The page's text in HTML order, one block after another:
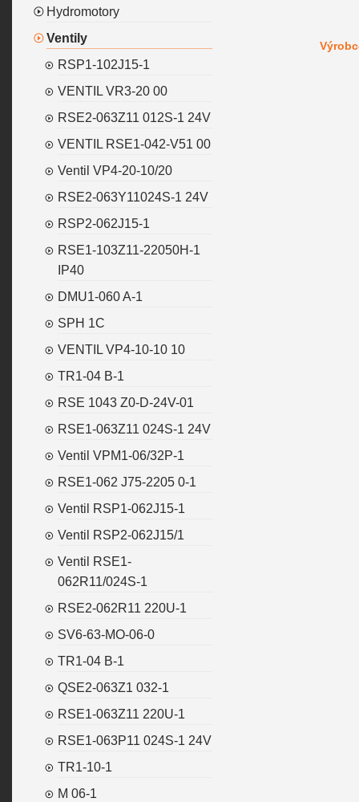
Hydromotory
Ventily
RSP1-102J15-1
VENTIL VR3-20 00
RSE2-063Z11 012S-1 24V
VENTIL RSE1-042-V51 00
Ventil VP4-20-10/20
RSE2-063Y11024S-1 24V
RSP2-062J15-1
RSE1-103Z11-22050H-1
IP40
DMU1-060 A-1
SPH 1C
VENTIL VP4-10-10 10
TR1-04 B-1
RSE 1043 Z0-D-24V-01
RSE1-063Z11 024S-1 24V
Ventil VPM1-06/32P-1
RSE1-062 J75-2205 0-1
Ventil RSP1-062J15-1
Ventil RSP2-062J15/1
Ventil RSE1-
062R11/024S-1
RSE2-062R11 220U-1
SV6-63-MO-06-0
TR1-04 B-1
QSE2-063Z1 032-1
RSE1-063Z11 220U-1
RSE1-063P11 024S-1 24V
TR1-10-1
M 06-1